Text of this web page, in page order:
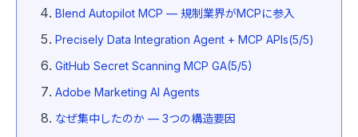
Blend Autopilot MCP — 規制業界がMCPに参入
Precisely Data Integration Agent + MCP APIs(5/5)
GitHub Secret Scanning MCP GA(5/5)
Adobe Marketing AI Agents
なぜ集中したのか — 3つの構造要因